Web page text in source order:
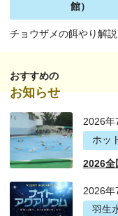
館）
チョウザメの餌やり解説
おすすめの
お知らせ
2026年
ホッ
2026全
2026年
羽生